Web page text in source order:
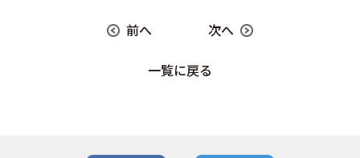
前へ
一覧に戻る
次へ